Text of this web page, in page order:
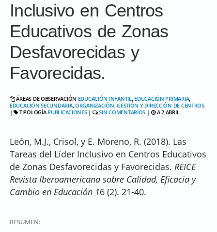
Inclusivo en Centros
Educativos de Zonas
Desfavorecidas y
Favorecidas.
ÁREAS DE OBSERVACIÓN EDUCACIÓN INFANTIL, EDUCACIÓN PRIMARIA,
EDUCACIÓN SECUNDARIA,ORGANIZACIÓN, GESTIÓN Y DIRECCIÓN DE CENTROS
| TIPOLOGÍAPUBLICACIONES| SIN COMENTARIOS | A 2 ABRIL
León, M.J., Crisol, y E. Moreno, R. (2018). Las
Tareas del Líder Inclusivo en Centros Educativos
de Zonas Desfavorecidas y Favorecidas. REICE
Revista Iberoamericana sobre Calidad, Eficacia y
Cambio en Educación 16 (2). 21-40.
RESUMEN: